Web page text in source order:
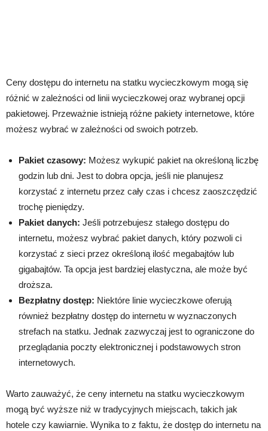
Ceny dostępu do internetu na statku wycieczkowym mogą się
różnić w zależności od linii wycieczkowej oraz wybranej opcji
pakietowej. Przeważnie istnieją różne pakiety internetowe, które
możesz wybrać w zależności od swoich potrzeb.
Pakiet czasowy: Możesz wykupić pakiet na określoną liczbę
godzin lub dni. Jest to dobra opcja, jeśli nie planujesz
korzystać z internetu przez cały czas i chcesz zaoszczędzić
trochę pieniędzy.
Pakiet danych: Jeśli potrzebujesz stałego dostępu do
internetu, możesz wybrać pakiet danych, który pozwoli ci
korzystać z sieci przez określoną ilość megabajtów lub
gigabajtów. Ta opcja jest bardziej elastyczna, ale może być
droższa.
Bezpłatny dostęp: Niektóre linie wycieczkowe oferują
również bezpłatny dostęp do internetu w wyznaczonych
strefach na statku. Jednak zazwyczaj jest to ograniczone do
przeglądania poczty elektronicznej i podstawowych stron
internetowych.
Warto zauważyć, że ceny internetu na statku wycieczkowym
mogą być wyższe niż w tradycyjnych miejscach, takich jak
hotele czy kawiarnie. Wynika to z faktu, że dostęp do internetu na